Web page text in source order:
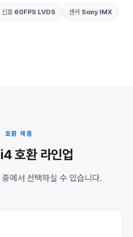
신호 60FPS LVDS 센서 Sony IMX
호환 제품
호환 라인업
에서 선택하실 수 있습니다.